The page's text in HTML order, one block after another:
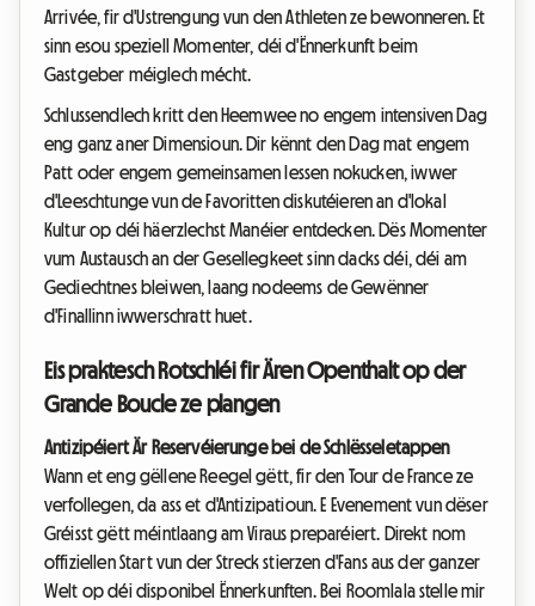
Arrivée, fir d'Ustrengung vun den Athleten ze bewonneren. Et
sinn esou speziell Momenter, déi d'Ënnerkunft beim
Gastgeber méiglech mécht.
Schlussendlech kritt den Heemwee no engem intensiven Dag
eng ganz aner Dimensioun. Dir kënnt den Dag mat engem
Patt oder engem gemeinsamen Iessen nokucken, iwwer
d'Leeschtunge vun de Favoritten diskutéieren an d'lokal
Kultur op déi häerzlechst Manéier entdecken. Dës Momenter
vum Austausch an der Gesellegkeet sinn dacks déi, déi am
Gediechtnes bleiwen, laang nodeems de Gewënner
d'Finallinn iwwerschratt huet.
Eis praktesch Rotschléi fir Ären Openthalt op der
Grande Boucle ze plangen
Antizipéiert Är Reservéierunge bei de Schlësseletappen
Wann et eng gëllene Reegel gëtt, fir den Tour de France ze
verfollegen, da ass et d'Antizipatioun. E Evenement vun dëser
Gréisst gëtt méintlaang am Viraus preparéiert. Direkt nom
offiziellen Start vun der Streck stierzen d'Fans aus der ganzer
Welt op déi disponibel Ënnerkunften. Bei Roomlala stelle mir